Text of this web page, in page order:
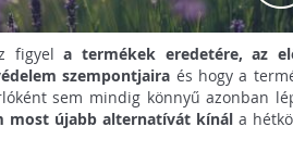
figyela termékek eredetére, az
szempontjaira és hogy a
sem mindig könnyű azonban
most újabb alternatívát kínál a